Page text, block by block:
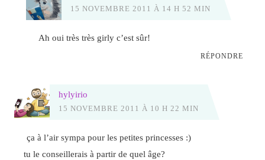
15 NOVEMBRE 2011 À 14 H 52 MIN
Ah oui très très girly c’est sûr!
RÉPONDRE
hylyirio
15 NOVEMBRE 2011 À 10 H 22 MIN
ça à l’air sympa pour les petites princesses :)
tu le conseillerais à partir de quel âge?